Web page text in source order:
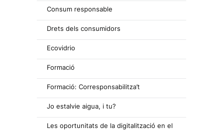
Consum responsable
Drets dels consumidors
Ecovidrio
Formació
Formació: Corresponsabilitza’t
Jo estalvie aigua, i tu?
Les oportunitats de la digitalització en el